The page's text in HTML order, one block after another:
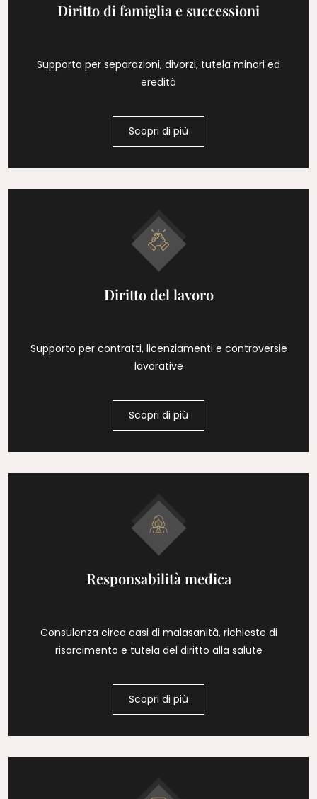
Diritto di famiglia e successioni
Supporto per separazioni, divorzi, tutela minori ed
eredità
Scopri di più
Diritto del lavoro
Supporto per contratti, licenziamenti e controversie
lavorative
Scopri di più
Responsabilità medica
Consulenza circa casi di malasanità, richieste di
risarcimento e tutela del diritto alla salute
Scopri di più